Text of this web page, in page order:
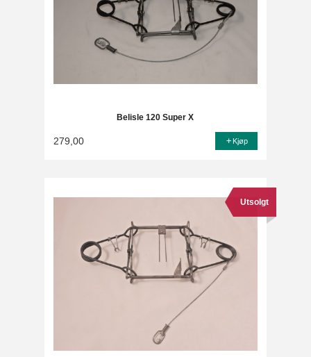
Belisle 120 Super X
279,00 Kjøp
Utsolgt